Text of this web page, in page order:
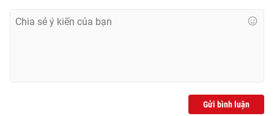
® Cấm sao chép dưới mọi hình thức nếu không có sự chấp
Gửi bình luận